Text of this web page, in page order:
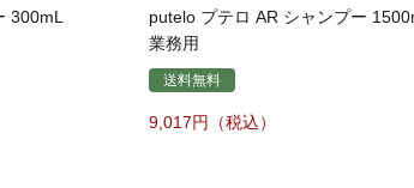
300mL
putelo プテロ AR シャンプー
業務用
送料無料
9,017